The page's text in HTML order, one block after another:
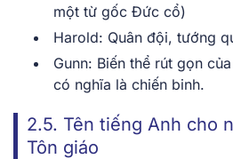
một từ gốc Đức cổ)
Harold: Quân đội, tướng
Gunn: Biến thể rút gọn
có nghĩa là chiến binh.
2.5. Tên tiếng Anh cho
Tôn giáo